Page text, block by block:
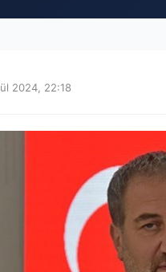
2024, 22:18